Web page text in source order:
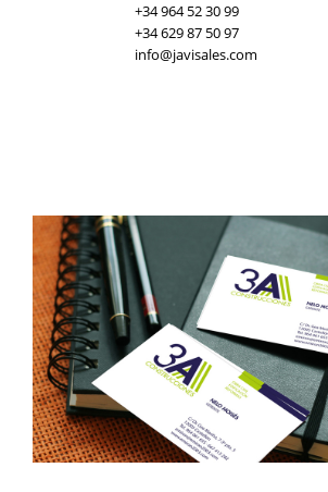
+34 964 52 30 99
+34 629 87 50 97
info@javisales.com